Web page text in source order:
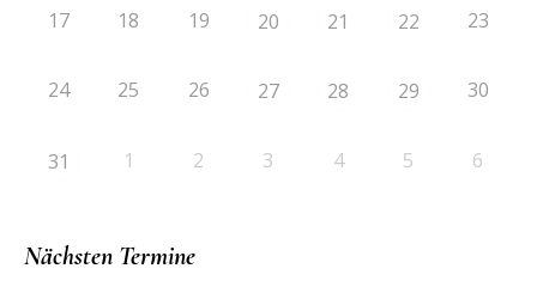
17 18 19 20 21 22 23
24 25 26 27 28 29 30
31 1 2 3 4 5 6
Nächsten Termine